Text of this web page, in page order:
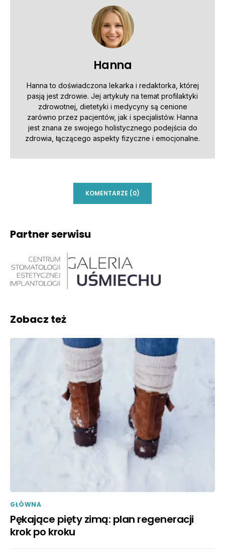
Hanna
Hanna to doświadczona lekarka i redaktorka, której
pasją jest zdrowie. Jej artykuły na temat profilaktyki
zdrowotnej, dietetyki i medycyny są cenione
zarówno przez pacjentów, jak i specjalistów. Hanna
jest znana ze swojego holistycznego podejścia do
zdrowia, łączącego aspekty fizyczne i emocjonalne.
KOMENTARZE (0)
Partner serwisu
Zobacz też
GŁÓWNA
Pękające pięty zimą: plan regeneracji
krok po kroku